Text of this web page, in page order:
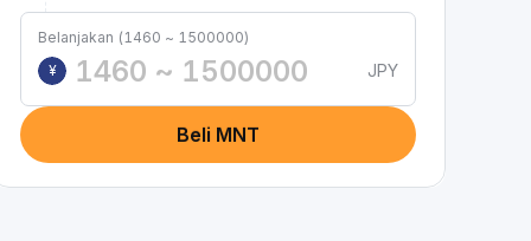
Belanjakan (1460 ~ 1500000)
¥
JPY
Beli MNT